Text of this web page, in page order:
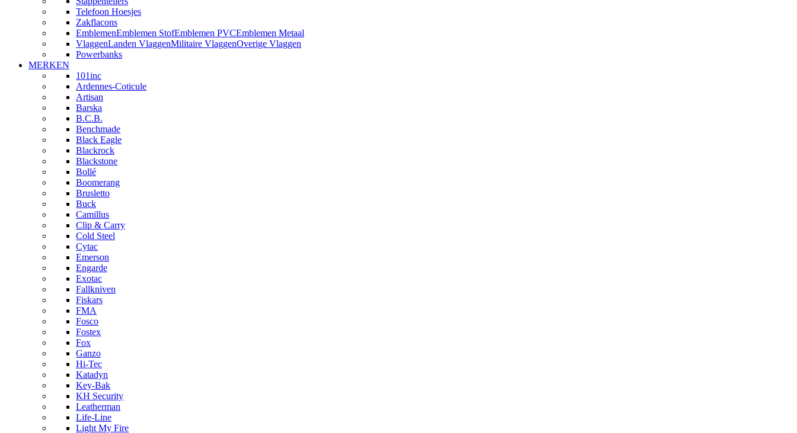
Telefoon Hoesjes
Zakflacons
EmblemenEmblemen StofEmblemen PVCEmblemen Metaal
VlaggenLanden VlaggenMilitaire VlaggenOverige Vlaggen
Powerbanks
MERKEN
101inc
Ardennes-Coticule
Artisan
Barska
B.C.B.
Benchmade
Black Eagle
Blackrock
Blackstone
Bollé
Boomerang
Brusletto
Buck
Camillus
Clip & Carry
Cold Steel
Cytac
Emerson
Engarde
Exotac
Fallkniven
Fiskars
FMA
Fosco
Fostex
Fox
Ganzo
Hi-Tec
Katadyn
Key-Bak
KH Security
Leatherman
Life-Line
Light My Fire